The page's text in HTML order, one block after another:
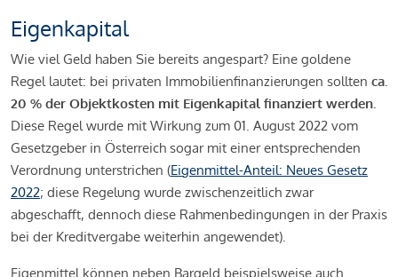
Eigenkapital
Wie viel Geld haben Sie bereits angespart? Eine goldene
Regel lautet: bei privaten Immobilienfinanzierungen sollten ca.
20 % der Objektkosten mit Eigenkapital finanziert werden.
Diese Regel wurde mit Wirkung zum 01. August 2022 vom
Gesetzgeber in Österreich sogar mit einer entsprechenden
Verordnung unterstrichen (Eigenmittel-Anteil: Neues Gesetz
2022; diese Regelung wurde zwischenzeitlich zwar
abgeschafft, dennoch diese Rahmenbedingungen in der Praxis
bei der Kreditvergabe weiterhin angewendet).
Eigenmittel können neben Bargeld beispielsweise auch